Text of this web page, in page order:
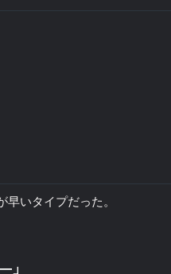
いタイプだった。
」